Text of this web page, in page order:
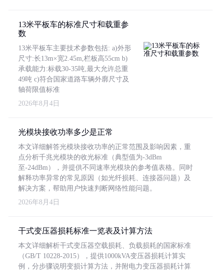
13米平板车的标准尺寸和载重参
数
13米平板车主要技术参数包括: a)外形
尺寸:长13m×宽2.45m,栏板高55cm b)
承载能力:标载30-35吨,最大允许总重
49吨 c)符合国家道路车辆外廓尺寸及
轴荷限值标准
2026年8月4日
光模块接收功率多少是正常
本文详细解答光模块接收功率的正常范围及影响因素，重
点分析千兆光模块的收光标准（典型值为-3dBm
至-24dBm），并提供不同速率光模块的参考值表格。同时
解释功率异常的常见原因（如光纤损耗、连接器问题）及
解决方案，帮助用户快速判断网络性能问题。
2026年8月4日
干式变压器损耗标准一览表及计算方法
本文详细解析干式变压器空载损耗、负载损耗的国家标准
（GB/T 10228-2015），提供1000kVA变压器损耗计算实
例，分步骤说明变损计算方法，并附电力变压器损耗计算